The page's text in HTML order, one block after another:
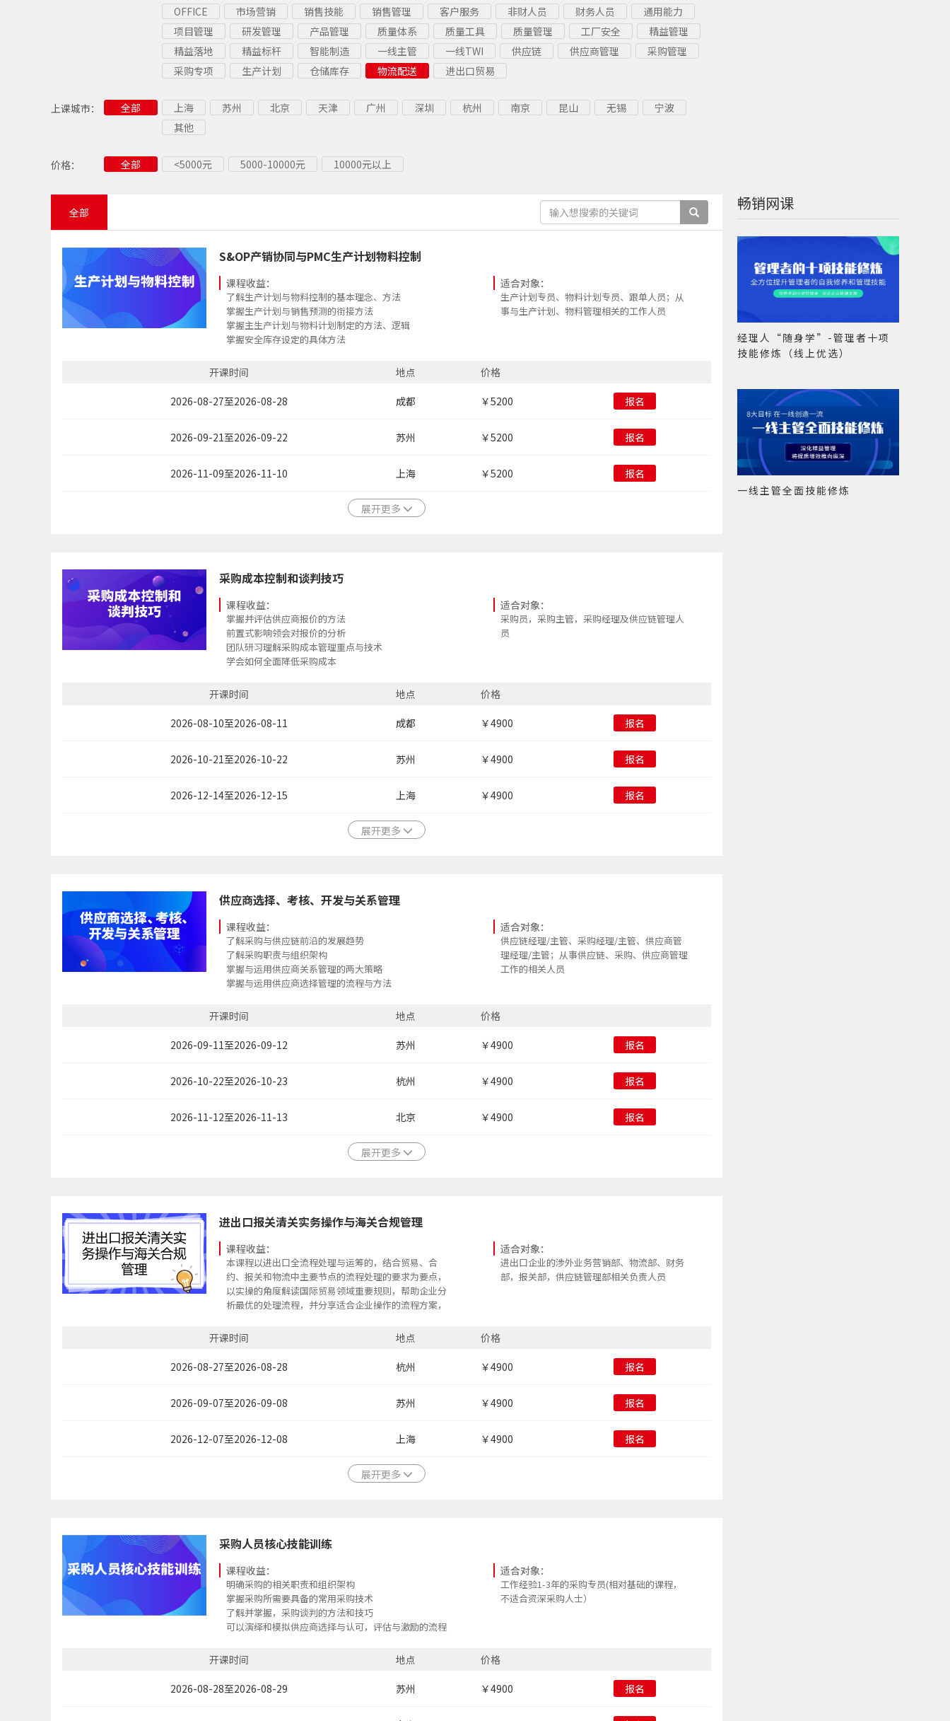
OFFICE
市场营销 销售技能 销售管理 客户服务 非财人员 财务人员
通用能力
项目管理
研发管理 产品管理 质量体系 质量工具 质量管理 工厂安全
精益管理
精益落地
精益标杆 智能制造 一线主管 一线TWI 供应链 供应商管理
采购管理
采购专项
生产计划 仓储库存 物流配送 进出口贸易
上课城市： 全部 上海 苏州 北京 天津 广州 深圳 杭州 南京 昆山 无锡
宁波
其他
价格： 全部 <5000元 5000-10000元 10000元以上
全部
S&OP产销协同与PMC生产计划物料控制
课程收益：
了解生产计划与物料控制的基本理念、方法
掌握生产计划与销售预测的衔接方法
掌握主生产计划与物料计划制定的方法、逻辑
掌握安全库存设定的具体方法
适合对象：
生产计划专员、物料计划专员、跟单人员；从
事与生产计划、物料管理相关的工作人员
开课时间 地点 价格
2026-08-27至2026-08-28 成都 ￥5200 报名
2026-09-21至2026-09-22 苏州 ￥5200 报名
2026-11-09至2026-11-10 上海 ￥5200 报名
展开更多
采购成本控制和谈判技巧
课程收益：
掌握并评估供应商报价的方法
前置式影响领会对报价的分析
团队研习理解采购成本管理重点与技术
学会如何全面降低采购成本
掌握谈判策略与步骤
熟练掌握谈判筹码构建
适合对象：
采购员，采购主管，采购经理及供应链管理人
员
开课时间 地点 价格
2026-08-10至2026-08-11 成都 ￥4900 报名
2026-10-21至2026-10-22 苏州 ￥4900 报名
2026-12-14至2026-12-15 上海 ￥4900 报名
展开更多
供应商选择、考核、开发与关系管理
课程收益：
了解采购与供应链前沿的发展趋势
了解采购职责与组织架构
掌握与运用供应商关系管理的两大策略
掌握与运用供应商选择管理的流程与方法
适合对象：
供应链经理/主管、采购经理/主管、供应商管
理经理/主管；从事供应链、采购、供应商管理
工作的相关人员
开课时间 地点 价格
2026-09-11至2026-09-12 苏州 ￥4900 报名
2026-10-22至2026-10-23 杭州 ￥4900 报名
2026-11-12至2026-11-13 北京 ￥4900 报名
展开更多
进出口报关清关实务操作与海关合规管理
课程收益：
本课程以进出口全流程处理与运筹的，结合贸易、合
约、报关和物流中主要节点的流程处理的要求为要点，
以实操的角度解读国际贸易领域重要规则，帮助企业分
析最优的处理流程，并分享适合企业操作的流程方案，
升其识别风险与处置风险的能力，提升企业运营绩效。
适合对象：
进出口企业的涉外业务营销部、物流部、财务
部，报关部，供应链管理部相关负责人员
开课时间 地点 价格
2026-08-27至2026-08-28 杭州 ￥4900 报名
2026-09-07至2026-09-08 苏州 ￥4900 报名
2026-12-07至2026-12-08 上海 ￥4900 报名
展开更多
采购人员核心技能训练
课程收益：
明确采购的相关职责和组织架构
掌握采购所需要具备的常用采购技术
了解并掌握，采购谈判的方法和技巧
可以演绎和模拟供应商选择与认可，评估与激励的流程
适合对象：
工作经验1-3年的采购专员(相对基础的课程，
不适合资深采购人士）
开课时间 地点 价格
2026-08-28至2026-08-29 苏州 ￥4900 报名
畅销网课
经理人“随身学”-管理者十项
技能修炼（线上优选）
一线主管全面技能修炼